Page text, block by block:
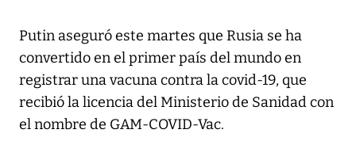
Putin aseguró este martes que Rusia se ha
convertido en el primer país del mundo en
registrar una vacuna contra la covid-19, que
recibió la licencia del Ministerio de Sanidad con
el nombre de GAM-COVID-Vac.